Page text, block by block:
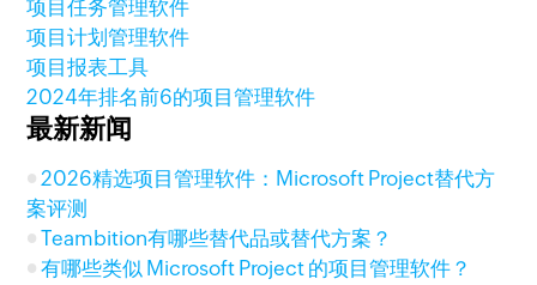
项目任务管理软件
项目计划管理软件
项目报表工具
2024年排名前6的项目管理软件
最新新闻
2026精选项目管理软件：Microsoft Project替代方
案评测
Teambition有哪些替代品或替代方案？
有哪些类似 Microsoft Project 的项目管理软件？